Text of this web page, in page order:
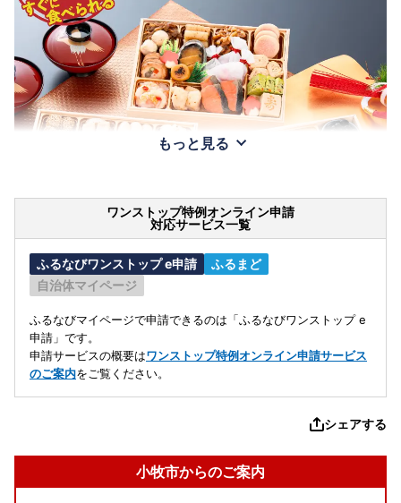
もっと見る
ワンストップ特例オンライン申請
対応サービス一覧
ふるなびワンストップ e申請
ふるまど
自治体マイページ
ふるなびマイページで申請できるのは「ふるなびワンストップ e
申請」です。
申請サービスの概要はワンストップ特例オンライン申請サービス
のご案内をご覧ください。
シェアする
小牧市からのご案内